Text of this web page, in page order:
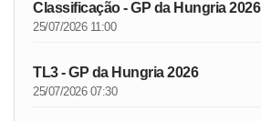
Classificação - GP da Hungria 2026
25/07/2026 11:00
TL3 - GP da Hungria 2026
25/07/2026 07:30